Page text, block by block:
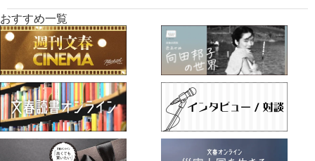
おすすめ一覧